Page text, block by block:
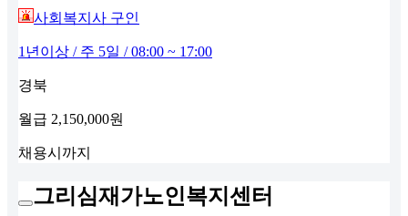
사회복지사 구인
1년이상 / 주 5일 / 08:00 ~ 17:00
경북
월급 2,150,000원
채용시까지
그리심재가노인복지센터